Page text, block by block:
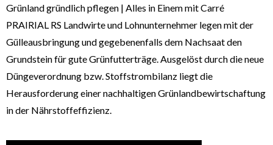
Grünland gründlich pflegen | Alles in Einem mit Carré
PRAIRIAL RS Landwirte und Lohnunternehmer legen mit der
Gülleausbringung und gegebenenfalls dem Nachsaat den
Grundstein für gute Grünfutterträge. Ausgelöst durch die neue
Düngeverordnung bzw. Stoffstrombilanz liegt die
Herausforderung einer nachhaltigen Grünlandbewirtschaftung
in der Nährstoffeffizienz.